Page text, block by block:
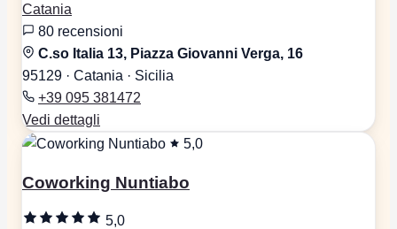
Catania
80 recensioni
C.so Italia 13, Piazza Giovanni Verga, 16
95129 · Catania · Sicilia
+39 095 381472
Vedi dettagli
5,0
Coworking Nuntiabo
5,0